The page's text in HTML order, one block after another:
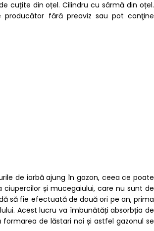
cuțite din oțel. Cilindru cu sârmă din oțel.
fără preaviz sau pot conţine
de iarbă ajung în gazon, ceea ce poate
și mucegaiului, care nu sunt de
să fie efectuată de două ori pe an, prima
Acest lucru va îmbunătăți absorbția de
de lăstari noi și astfel gazonul se